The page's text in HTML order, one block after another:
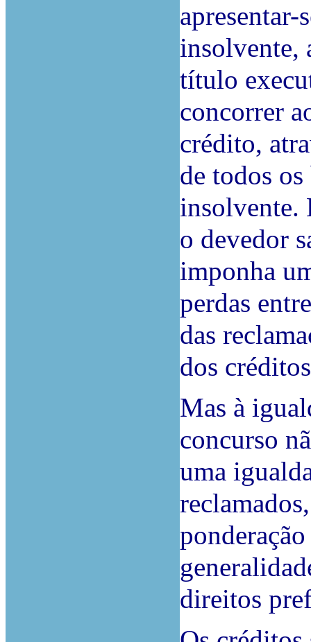
apresentar-
insolvente,
título
concorrer
crédito,
de todos os
insolvente.
o devedor
imponha
perdas
das
dos
Mas à
concurso
uma
direitos